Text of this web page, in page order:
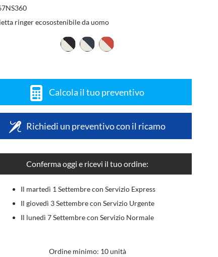
ringer ecosostenibile da uomo
Calcola il tuo preventivo
Richiedi un preventivo con il ricamo
Conferma oggi e ricevi il tuo ordine:
Il martedì 1 Settembre con Servizio Express
Il giovedì 3 Settembre con Servizio Urgente
Il lunedì 7 Settembre con Servizio Normale
Ordine minimo: 10 unità